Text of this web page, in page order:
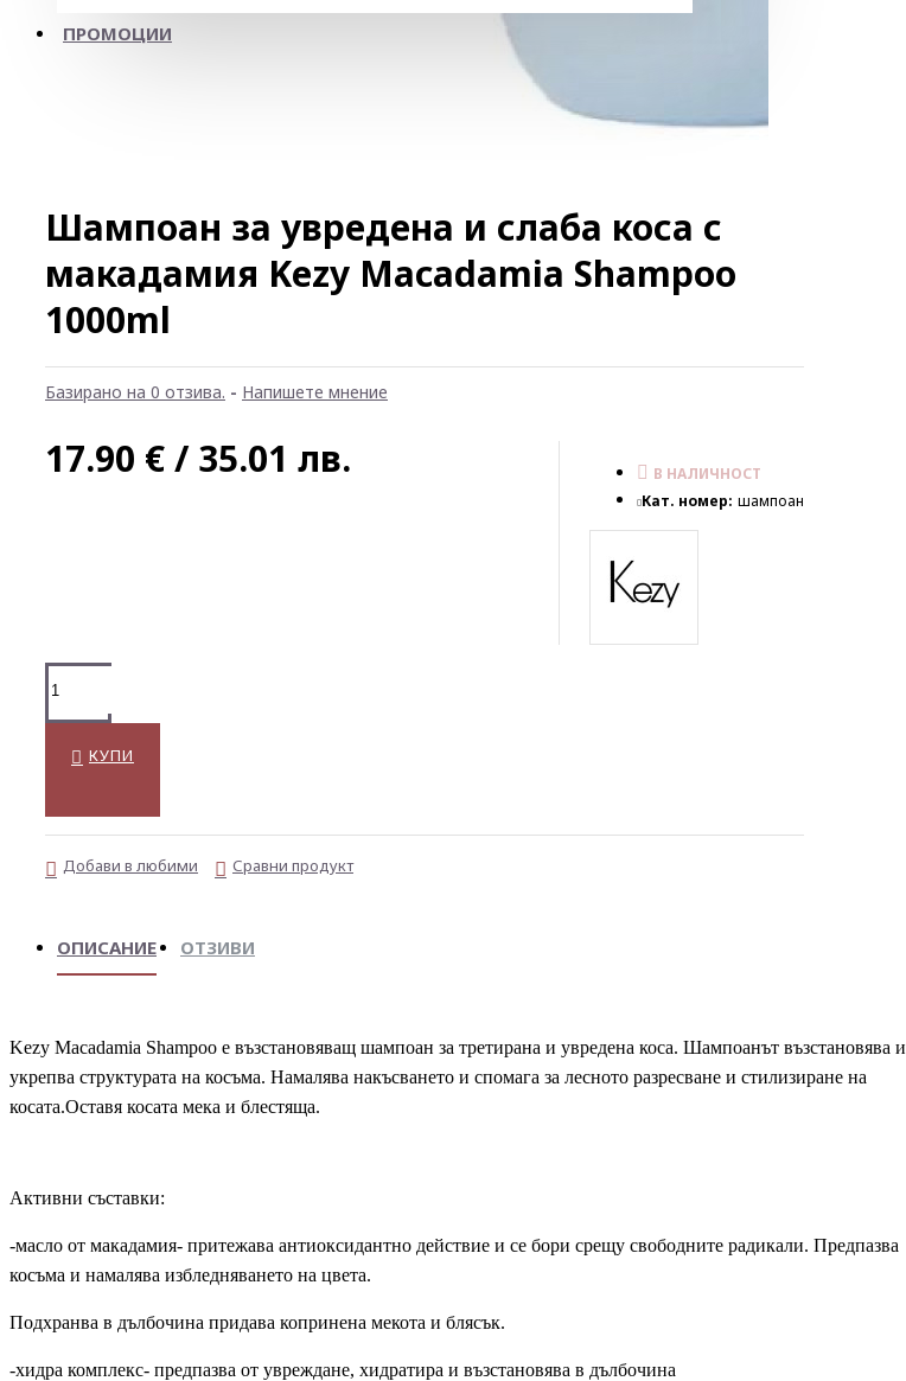
ПРОМОЦИИ
Шампоан за увредена и слаба коса с
макадамия Kezy Macadamia Shampoo
1000ml
Базирано на 0 отзива. - Напишете мнение
17.90 € / 35.01 лв.
В НАЛИЧНОСТ
Кат. номер: шампоан
КУПИ
Добави в любими Сравни продукт
ОПИСАНИЕ ОТЗИВИ
Kezy Macadamia Shampoo e възстановяващ шампоан за третирана и увредена коса. Шампоанът възстановява и
укрепва структурата на косъма. Намалява накъсването и спомага за лесното разресване и стилизиране на
косата.Оставя косата мека и блестяща.
Активни съставки:
-масло от макадамия- притежава антиоксидантно действие и се бори срещу свободните радикали. Предпазва
косъма и намалява избледняването на цвета.
Подхранва в дълбочина придава копринена мекота и блясък.
-хидра комплекс- предпазва от увреждане, хидратира и възстановява в дълбочина